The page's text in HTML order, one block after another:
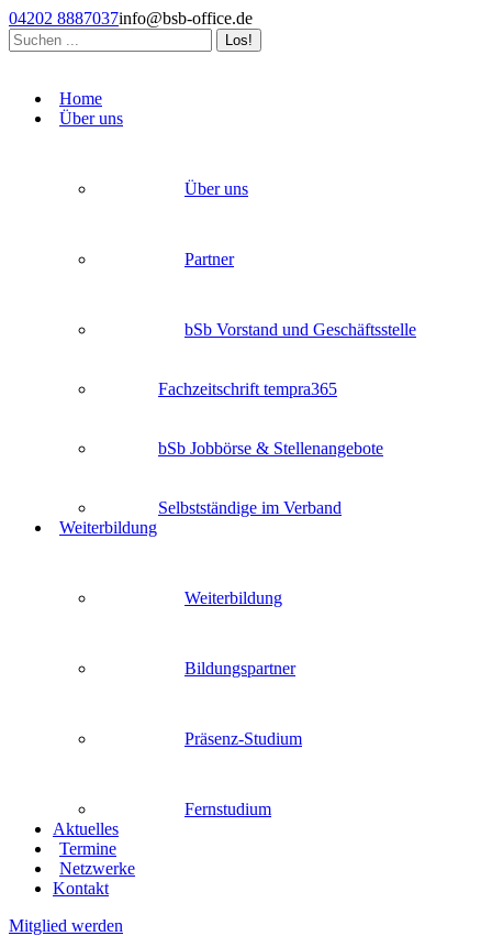
Zum
Inhalt
springen
04202 8887037info@bsb-office.de
Search:
opens
opens
opens
Home
Über uns
Über uns
Partner
bSb Vorstand und Geschäftsstelle
Fachzeitschrift tempra365
bSb Jobbörse & Stellenangebote
Selbstständige im Verband
Weiterbildung
Weiterbildung
Bildungspartner
Präsenz-Studium
Fernstudium
Aktuelles
Termine
Netzwerke
Kontakt
Mitglied werden